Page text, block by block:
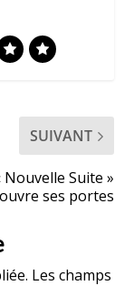
SUIVANT
Nouvelle Suite »
ouvre ses portes
Les champs